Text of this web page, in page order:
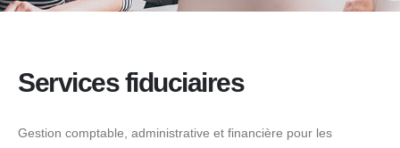
Services fiduciaires
Gestion comptable, administrative et financière pour les